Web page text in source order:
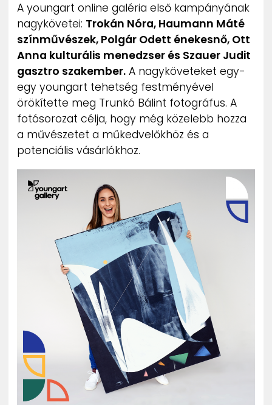
A youngart online galéria első kampányának
nagykövetei: Trokán Nóra, Haumann Máté
színművészek, Polgár Odett énekesnő, Ott
Anna kulturális menedzser és Szauer Judit
gasztro szakember. A nagyköveteket egy-
egy youngart tehetség festményével
örökítette meg Trunkó Bálint fotográfus. A
fotósorozat célja, hogy még közelebb hozza
a művészetet a műkedvelőkhöz és a
potenciális vásárlókhoz.